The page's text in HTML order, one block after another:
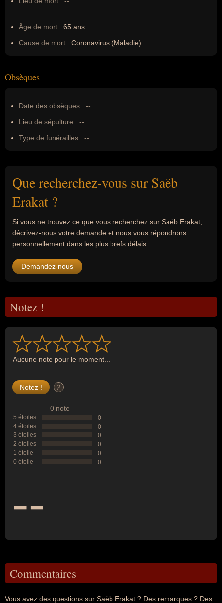
Âge de mort : 65 ans
Cause de mort : Coronavirus (Maladie)
Obsèques
Date des obsèques : --
Lieu de sépulture : --
Type de funérailles : --
Que recherchez-vous sur Saëb
Erakat ?
Si vous ne trouvez ce que vous recherchez sur Saëb Erakat,
décrivez-nous votre demande et nous vous répondrons
personnellement dans les plus brefs délais.
Demandez-nous
Notez !
Aucune note pour le moment...
?
0 note
5 étoiles
0
4 étoiles
0
3 étoiles
0
2 étoiles
0
1 étoile
0
0 étoile
0
--
Commentaires
Vous avez des questions sur Saëb Erakat ? Des remarques ? Des